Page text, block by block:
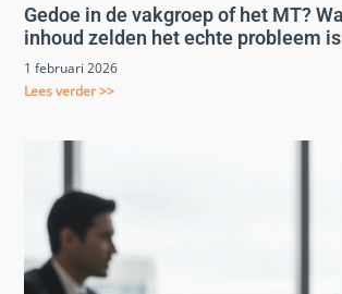
Gedoe in de vakgroep of het MT?
inhoud zelden het echte probleem is
1 februari 2026
Lees verder >>